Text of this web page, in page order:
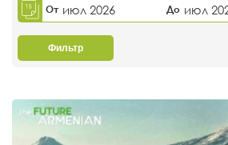
От июл 2026 До июл
Фильтр